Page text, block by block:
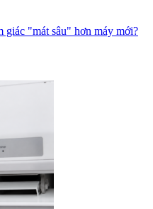
giác "mát sâu" hơn máy mới?